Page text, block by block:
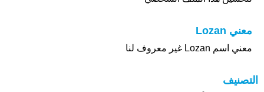
معني Lozan
معني اسم Lozan غير معروف لنا
التصنيف